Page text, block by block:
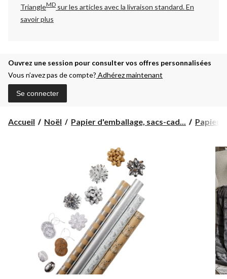
TriangleMD sur les articles avec la livraison standard.En
savoir plus
Ouvrez une session pour consulter vos offres personnalisées
Vous n’avez pas de compte? Adhérez maintenant
Se connecter
Accueil Noël Papier d'emballage, sacs-cad... Papier